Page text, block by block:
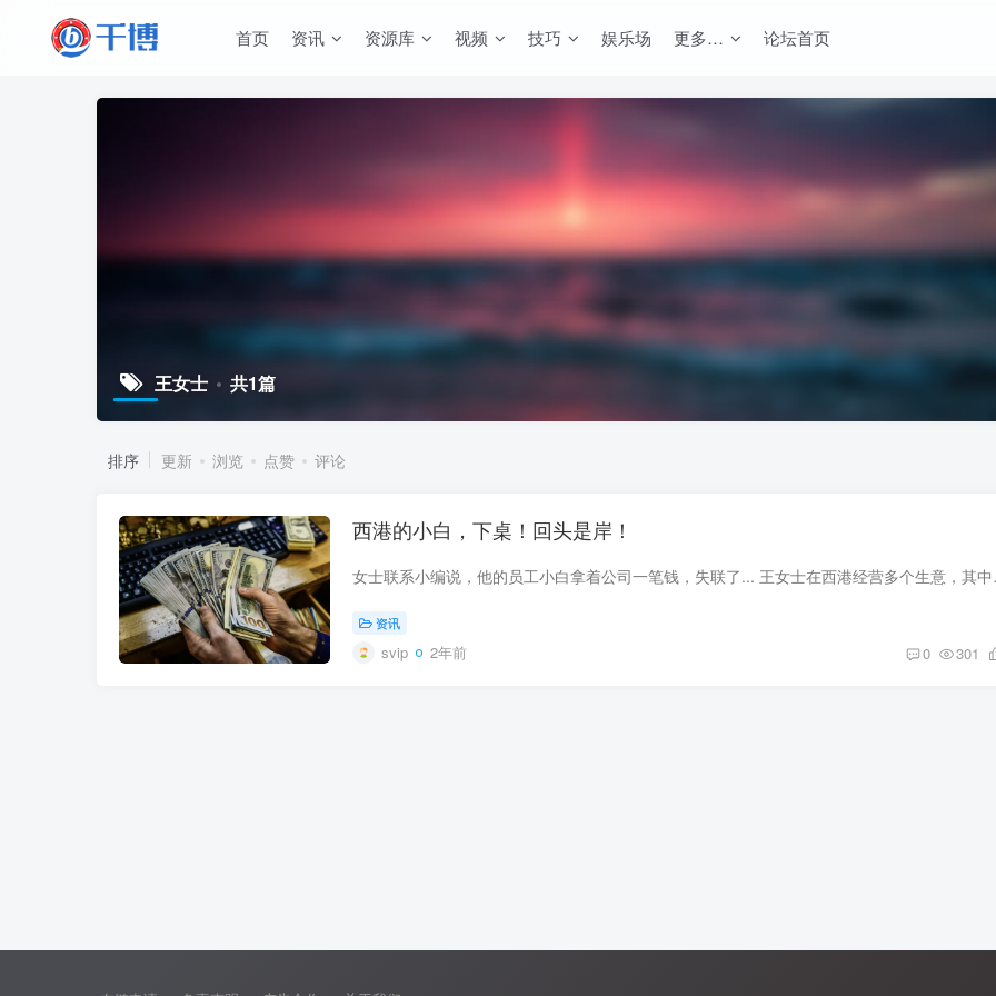
首页 资讯 资源库 视频 技巧 娱乐场 更多… 论坛首页
王女士 共1篇
排序 更新 浏览 点赞 评论
西港的小白，下桌！回头是岸！
女士联系小编说，他的员
资讯
svip 2年前 0 301